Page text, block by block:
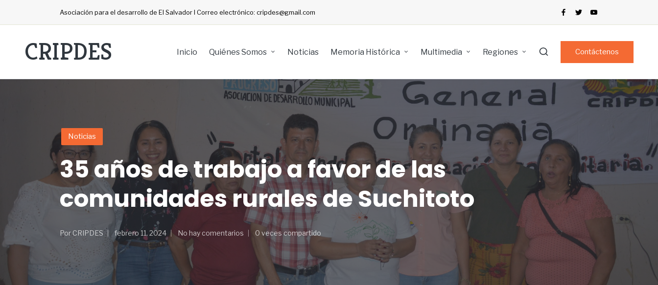
Asociación para el desarrollo de El Salvador I Correo electrónico: cripdes@gmail.com
CRIPDES Inicio Quiénes Somos Noticias Memoria Histórica Multimedia Regiones Contáctenos
Noticias
35 años de trabajo a favor de las
comunidades rurales de Suchitoto
PorCRIPDES febrero 11, 2024 No hay comentarios 0 veces compartido